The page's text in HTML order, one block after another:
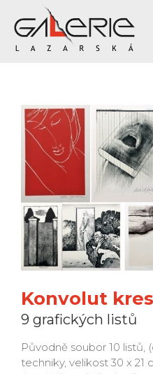
Konvolut
9 grafických listů
Původně soubor 10 listů,
techniky, velikost 30 x 21